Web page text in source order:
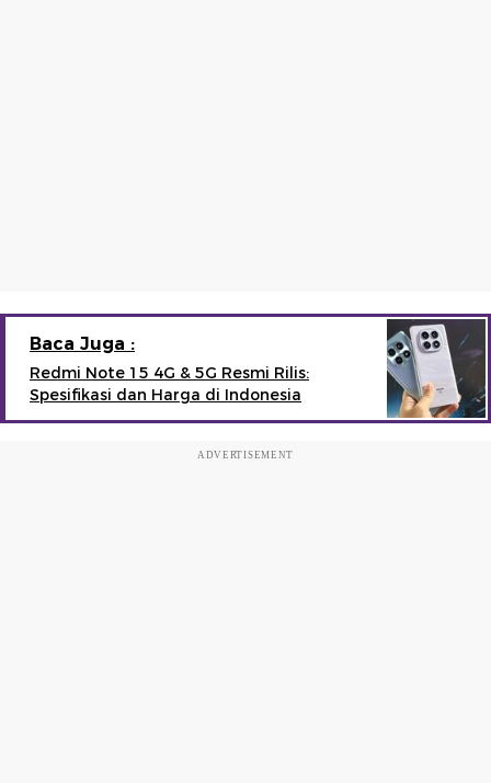
Baca Juga :
Redmi Note 15 4G & 5G Resmi Rilis:
Spesifikasi dan Harga di Indonesia
ADVERTISEMENT